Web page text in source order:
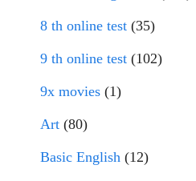
8 th online test (35)
9 th online test (102)
9x movies (1)
Art (80)
Basic English (12)